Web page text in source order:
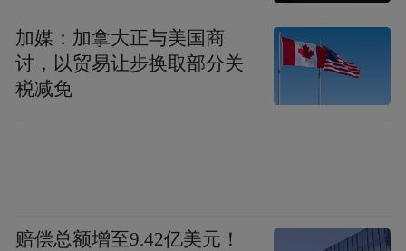
入，那这样容易引发社会舆论对其“故意作
秀”“不务正业”的质疑。
随着“网红”官员频
的宣传推广内容异化成了文旅局长“个人
加媒：加拿大正与美国商
讨，以贸易让步换取部分关
税减免
赔偿总额增至9.42亿美元！